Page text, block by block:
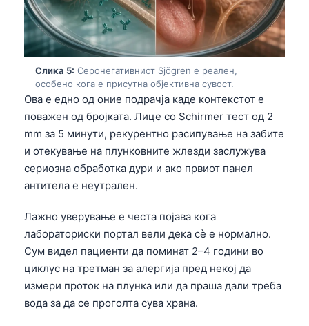
Слика 5: Серонегативниот Sjögren е реален,
особено кога е присутна објективна сувост.
Ова е едно од оние подрачја каде контекстот е
поважен од бројката. Лице со Schirmer тест од 2
mm за 5 минути, рекурентно расипување на забите
и отекување на плунковните жлезди заслужува
сериозна обработка дури и ако првиот панел
антитела е неутрален.
Лажно уверување е честа појава кога
лабораториски портал вели дека сè е нормално.
Сум видел пациенти да поминат 2–4 години во
циклус на третман за алергија пред некој да
измери проток на плунка или да праша дали треба
вода за да се проголта сува храна.
Esperanto
Frysk
Ślōnskŏ gŏdka
Norsk bokmål